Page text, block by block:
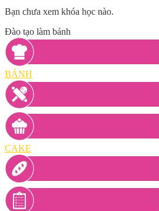
Bạn chưa xem khóa học nào.
Đào tạo làm bánh
BÁNH
CAKE